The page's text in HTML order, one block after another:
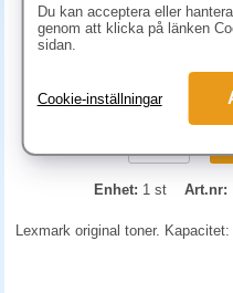
Enhet: 1 st Art.nr:
Lexmark original toner.
Du kan acceptera eller
genom att klicka på länken
sidan.
Cookie-inställningar